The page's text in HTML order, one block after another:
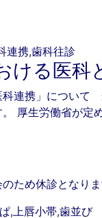
連携,歯科往診
年
7
月
17
き
そ
歯
科
ける医
連携」について
厚生労働省が
ため休診となり
, 上唇小帯,歯並びご